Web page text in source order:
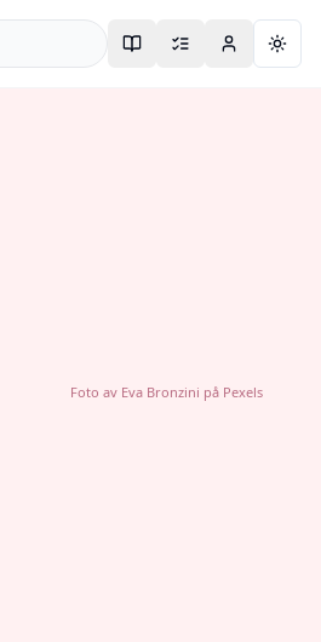
Foto av Eva Bronzini på Pexels